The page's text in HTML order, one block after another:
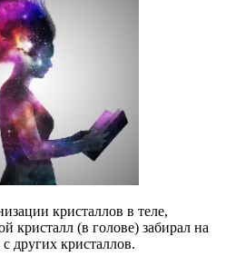
кристаллов в теле,
кристалл (в голове) забирал на
других кристаллов.